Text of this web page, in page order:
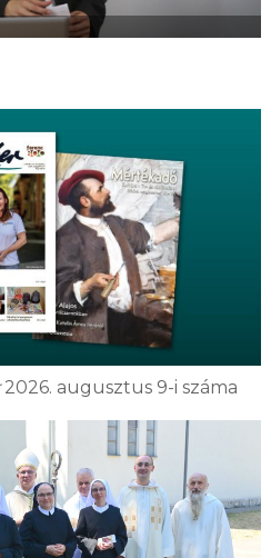
2026. augusztus 9-i száma